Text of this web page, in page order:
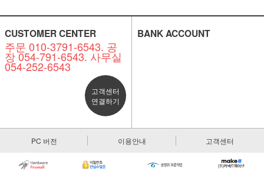
CUSTOMER CENTER
주문 010-3791-6543. 공
장 054-791-6543. 사무실
054-252-6543
고객센터
연결하기
BANK ACCOUNT
PC 버전 이용안내 고객센터